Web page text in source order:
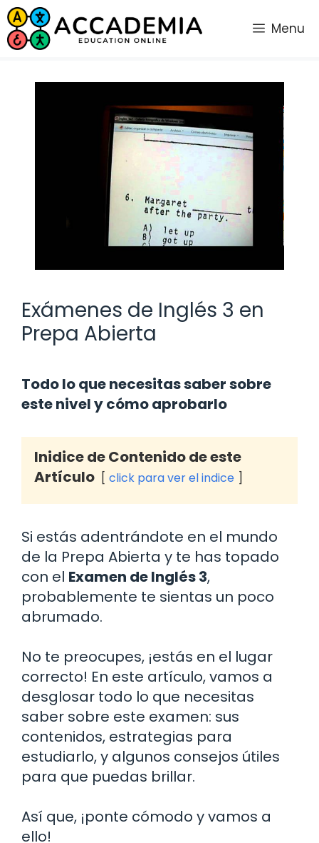
Saltar
al
contenido
Menu
Exámenes de Inglés 3 en
Prepa Abierta
Todo lo que necesitas saber sobre
este nivel y cómo aprobarlo
Inidice de Contenido de este
Artículo
click para ver el indice
Si estás adentrándote en el mundo
de la Prepa Abierta y te has topado
con el Examen de Inglés 3,
probablemente te sientas un poco
abrumado.
No te preocupes, ¡estás en el lugar
correcto! En este artículo, vamos a
desglosar todo lo que necesitas
saber sobre este examen: sus
contenidos, estrategias para
estudiarlo, y algunos consejos útiles
para que puedas brillar.
Así que, ¡ponte cómodo y vamos a
ello!